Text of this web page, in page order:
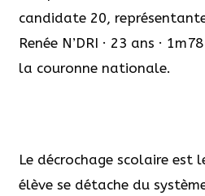
candidate 20,
Renée N’DRI · 23 ans ·
la couronne nationale.
Le décrochage scolaire est
élève se détache du